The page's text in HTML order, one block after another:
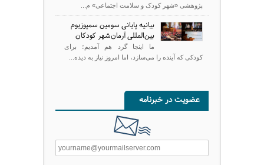
پژوهشی «شهر کودک و سلامت اجتماعی» م...
بیانیه پایانی سومین سمپوزیوم
بین‌المللی آرمان‌شهر کودکان
ما اینجا گرد هم آمدیم؛ برای
کودکی که آینده را می‌سازد، اما امروز نیاز به دیده‌...
عضویت در خبرنامه